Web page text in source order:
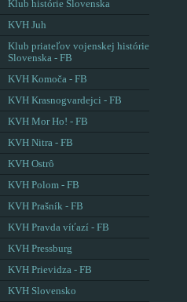
Klub histórie Slovenska
KVH Juh
Klub priateľov vojenskej histórie
Slovenska - FB
KVH Komoča - FB
KVH Krasnogvardejci - FB
KVH Mor Ho! - FB
KVH Nitra - FB
KVH Ostrô
KVH Polom - FB
KVH Prašník - FB
KVH Pravda víťazí - FB
KVH Pressburg
KVH Prievidza - FB
KVH Slovensko